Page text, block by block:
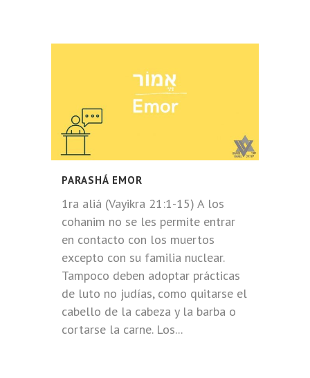
PARASHÁ EMOR
1ra aliá (Vayikra 21:1-15) A los
cohanim no se les permite entrar
en contacto con los muertos
excepto con su familia nuclear.
Tampoco deben adoptar prácticas
de luto no judías, como quitarse el
cabello de la cabeza y la barba o
cortarse la carne. Los...